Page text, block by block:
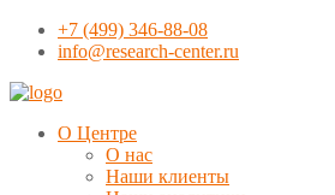
+7 (499) 346-88-08
info@research-center.ru
О Центре
О нас
Наши клиенты